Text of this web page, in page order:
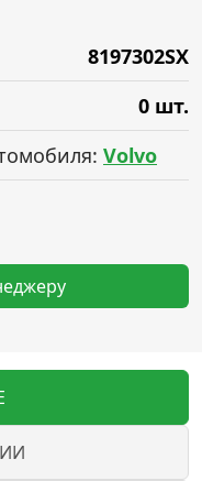
8197302SX
0 шт.
Volvo